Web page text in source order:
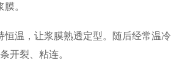
。
温，让浆膜熟透定型。随后经常温冷
开裂、粘连。